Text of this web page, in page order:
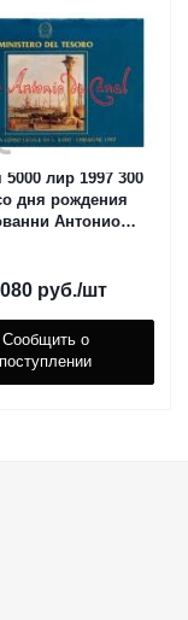
5000 лир 1997 300
дня рождения
Антонио
руб./шт
Сообщить о
поступлении